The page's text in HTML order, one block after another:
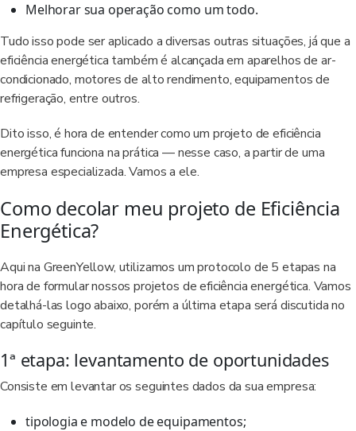
Melhorar sua operação como um todo.
Tudo isso pode ser aplicado a diversas outras situações, já que a
eficiência energética também é alcançada em aparelhos de ar-
condicionado, motores de alto rendimento, equipamentos de
refrigeração, entre outros.
Dito isso, é hora de entender como um projeto de eficiência
energética funciona na prática — nesse caso, a partir de uma
empresa especializada. Vamos a ele.
Como decolar meu projeto de Eficiência
Energética?
Aqui na GreenYellow, utilizamos um protocolo de 5 etapas na
hora de formular nossos projetos de eficiência energética. Vamos
detalhá-las logo abaixo, porém a última etapa será discutida no
capítulo seguinte.
1ª etapa: levantamento de oportunidades
Consiste em levantar os seguintes dados da sua empresa:
tipologia e modelo de equipamentos;